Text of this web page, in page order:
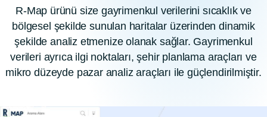
R-Map ürünü size gayrimenkul verilerini sıcaklık ve
bölgesel şekilde sunulan haritalar üzerinden dinamik
şekilde analiz etmenize olanak sağlar. Gayrimenkul
verileri ayrıca ilgi noktaları, şehir planlama araçları ve
mikro düzeyde pazar analiz araçları ile güçlendirilmiştir.